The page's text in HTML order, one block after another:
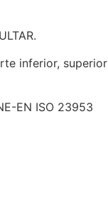
inferior, superior
EN ISO 23953